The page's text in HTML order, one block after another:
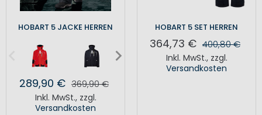
HOBART 5 JACKE HERREN
289,90 € 369,90 €
Inkl. MwSt., zzgl.
Versandkosten
HOBART 5 SET HERREN
364,73 € 400,80 €
Inkl. MwSt., zzgl.
Versandkosten